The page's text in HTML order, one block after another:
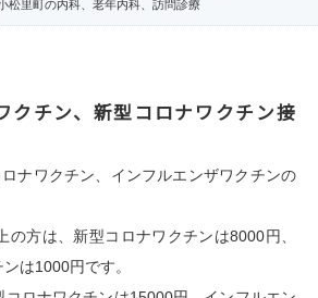
松里町の内科、老年内科、訪問診療
クチン、新型コロナワクチン接
ナワクチン、インフルエンザワクチンの
の方は、新型コロナワクチンは8000円、
は1000円です。